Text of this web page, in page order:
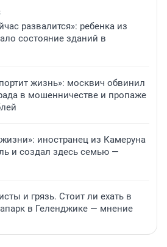
развалится»: ребенка из
состояние зданий в
жизнь»: москвич обвинил
в мошенничестве и пропаже
иностранец из Камеруна
и создал здесь семью —
и грязь. Стоит ли ехать в
в Геленджике — мнение